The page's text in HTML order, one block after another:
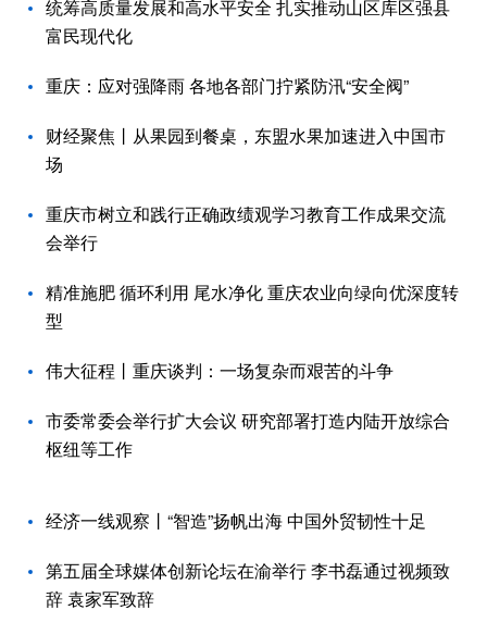
统筹高质量发展和高水平安全 扎实推动山区库区强县
富民现代化
重庆：应对强降雨 各地各部门拧紧防汛“安全阀”
财经聚焦丨从果园到餐桌，东盟水果加速进入中国市
场
重庆市树立和践行正确政绩观学习教育工作成果交流
会举行
精准施肥 循环利用 尾水净化 重庆农业向绿向优深度转
型
伟大征程丨重庆谈判：一场复杂而艰苦的斗争
市委常委会举行扩大会议 研究部署打造内陆开放综合
枢纽等工作
经济一线观察丨“智造”扬帆出海 中国外贸韧性十足
第五届全球媒体创新论坛在渝举行 李书磊通过视频致
辞 袁家军致辞